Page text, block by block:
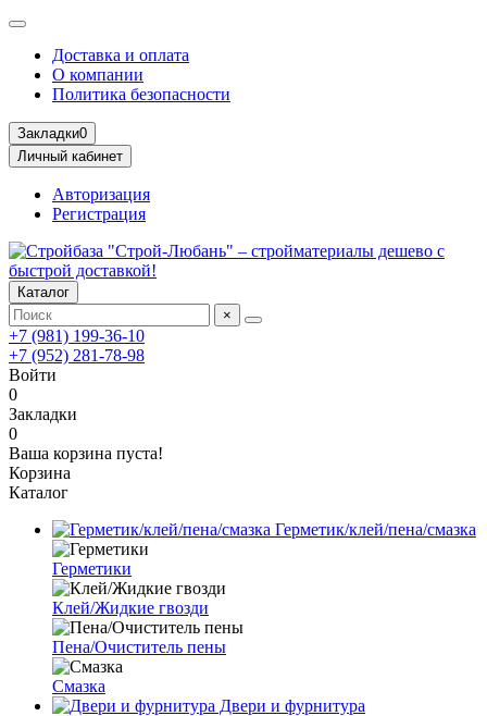
Доставка и оплата
О компании
Политика безопасности
Закладки0
Личный кабинет
Авторизация
Регистрация
Каталог
×
+7 (981) 199-36-10
+7 (952) 281-78-98
Войти
0
Закладки
0
Ваша корзина пуста!
Корзина
Каталог
Герметик/клей/пена/смазка
Герметики
Клей/Жидкие гвозди
Пена/Очиститель пены
Смазка
Двери и фурнитура